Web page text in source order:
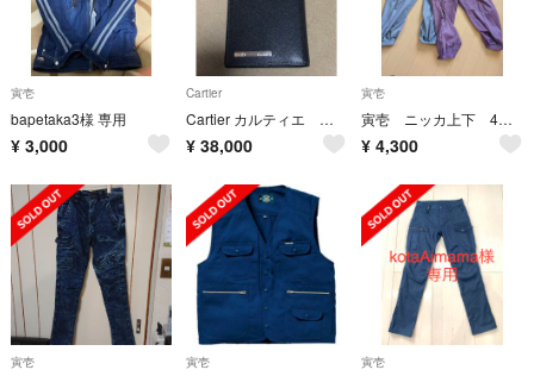
寅壱
bapetaka3様 専用
¥ 3,000
Cartier
Cartier カルティエ 長財布 札入れ サントス 二つ折り 黒 ブラック
¥ 38,000
寅壱
寅壱 ニッカ上下 4着セット
¥ 4,300
寅壱 寅壱 寅壱